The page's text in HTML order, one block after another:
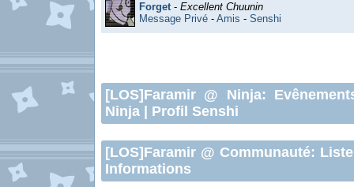
Forget- Excellent Chuunin
Message Privé - Amis - Senshi
[LOS]Faramir @ Ninja:
Ninja
Profil Senshi
[LOS]Faramir @ Communauté:
Informations